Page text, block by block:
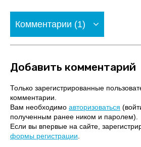
Комментарии (1)
Добавить комментарий
Только зарегистрированные
комментарии.
Вам необходимо авторизоваться
полученным ранее ником и паролем).
Если вы впервые на сайте,
формы регистрации